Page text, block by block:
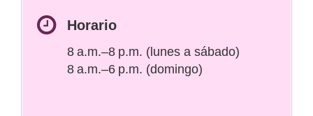
Horario
8 a.m.–8 p.m. (lunes a sábado)
8 a.m.–6 p.m. (domingo)